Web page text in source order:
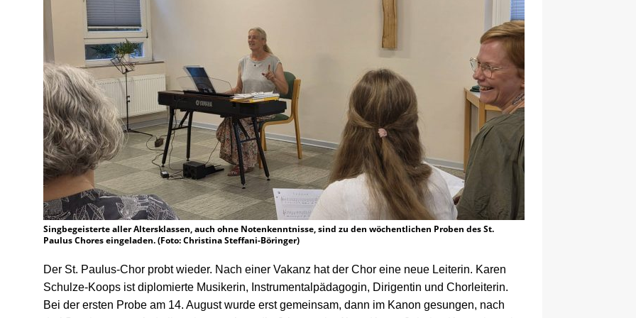
Singbegeisterte aller Altersklassen, auch ohne Notenkenntnisse, sind zu den wöchentlichen Proben des St.
Paulus Chores eingeladen. (Foto: Christina Steffani-Böringer)
Der St. Paulus-Chor probt wieder. Nach einer Vakanz hat der Chor eine neue Leiterin. Karen
Schulze-Koops ist diplomierte Musikerin, Instrumentalpädagogin, Dirigentin und Chorleiterin.
Bei der ersten Probe am 14. August wurde erst gemeinsam, dann im Kanon gesungen, nach